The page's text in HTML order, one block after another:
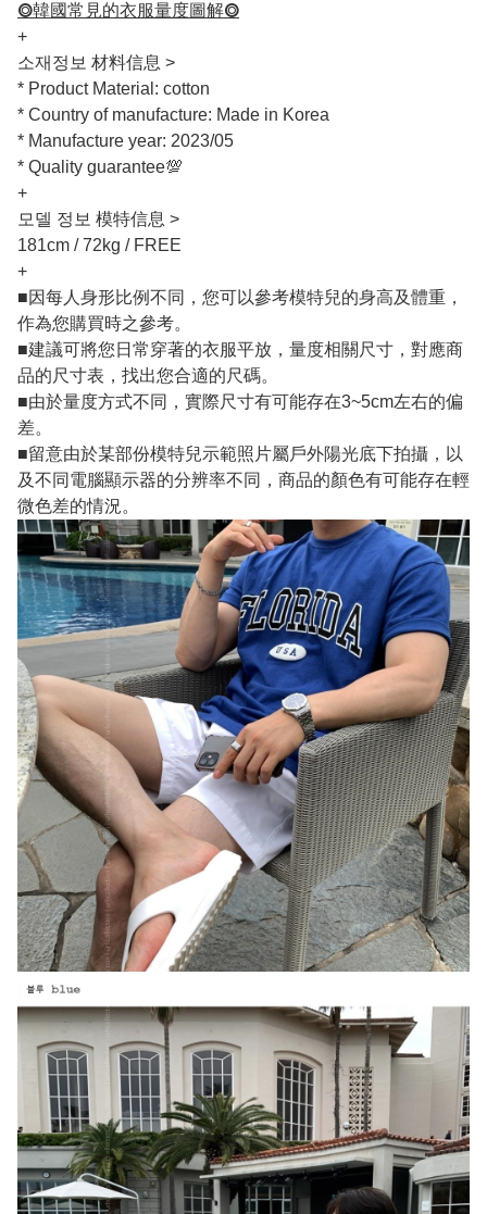
⭗韓國常見的衣服量度圖解⭗
+
소재정보 材料信息 >
* Product Material: cotton
* Country of manufacture: Made in Korea
* Manufacture year: 2023/05
* Quality guarantee💯
+
모델 정보 模特信息 >
181cm / 72kg / FREE
+
■因每人身形比例不同，您可以參考模特兒的身高及體重，
作為您購買時之參考。
■建議可將您日常穿著的衣服平放，量度相關尺寸，對應商
品的尺寸表，找出您合適的尺碼。
■由於量度方式不同，實際尺寸有可能存在3~5cm左右的偏
差。
■留意由於某部份模特兒示範照片屬戶外陽光底下拍攝，以
及不同電腦顯示器的分辨率不同，商品的顏色有可能存在輕
微色差的情況。